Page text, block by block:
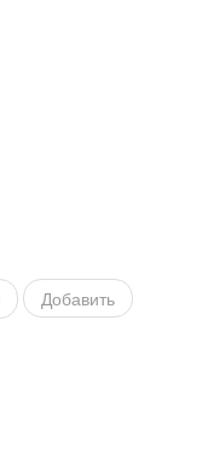
Добавить